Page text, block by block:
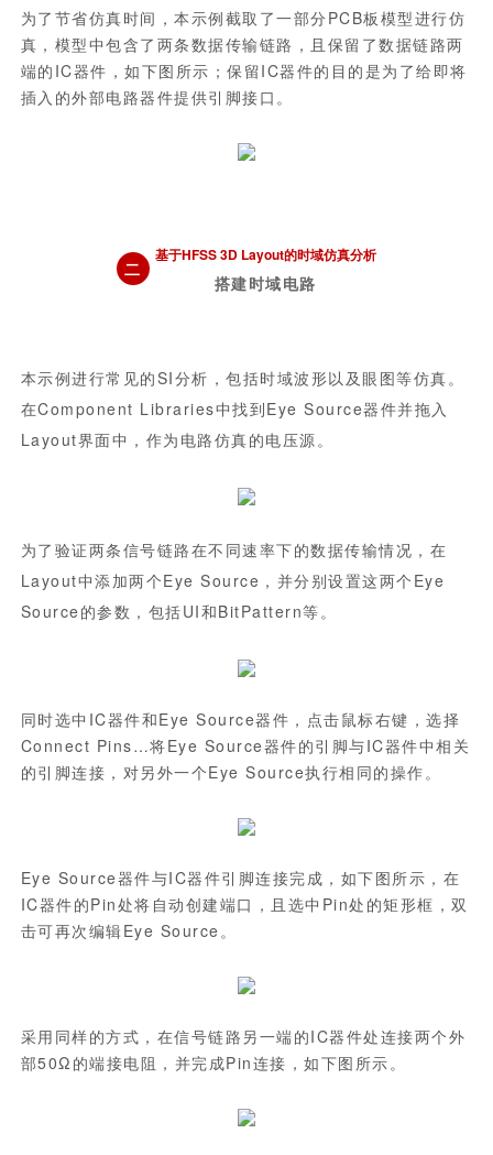
为了节省仿真时间，本示例截取了一部分PCB板模型进行仿
真，模型中包含了两条数据传输链路，且保留了数据链路两
端的IC器件，如下图所示；保留IC器件的目的是为了给即将
插入的外部电路器件提供引脚接口。
二
基于HFSS 3D Layout的时域仿真分析
搭建时域电路
本示例进行常见的SI分析，包括时域波形以及眼图等仿真。
在Component Libraries中找到Eye Source器件并拖入
Layout界面中，作为电路仿真的电压源。
为了验证两条信号链路在不同速率下的数据传输情况，在
Layout中添加两个Eye Source，并分别设置这两个Eye
Source的参数，包括UI和BitPattern等。
同时选中IC器件和Eye Source器件，点击鼠标右键，选择
Connect Pins…将Eye Source器件的引脚与IC器件中相关
的引脚连接，对另外一个Eye Source执行相同的操作。
Eye Source器件与IC器件引脚连接完成，如下图所示，在
IC器件的Pin处将自动创建端口，且选中Pin处的矩形框，双
击可再次编辑Eye Source。
采用同样的方式，在信号链路另一端的IC器件处连接两个外
部50Ω的端接电阻，并完成Pin连接，如下图所示。